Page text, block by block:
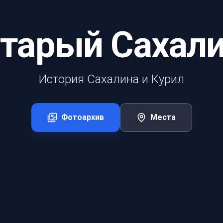
История Сахалина и Курил
Фотоархив Места